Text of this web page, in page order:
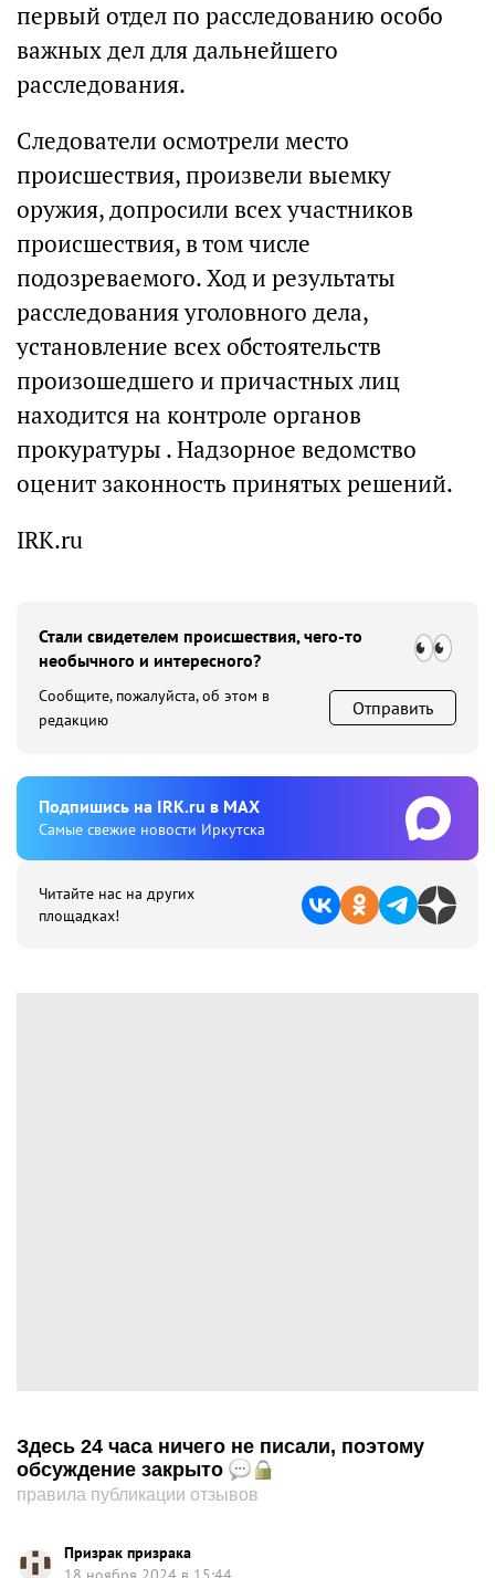
первый отдел по расследованию особо
важных дел для дальнейшего
расследования.
Следователи осмотрели место
происшествия, произвели выемку
оружия, допросили всех участников
происшествия, в том числе
подозреваемого. Ход и результаты
расследования уголовного дела,
установление всех обстоятельств
произошедшего и причастных лиц
находится на контроле органов
прокуратуры . Надзорное ведомство
оценит законность принятых решений.
IRK.ru
Стали свидетелем происшествия, чего-то
необычного и интересного?
Сообщите, пожалуйста, об этом в
редакцию
Отправить
Подпишиcь на IRK.ru в MAX
Cамые свежие новости Иркутска
Читайте нас на других
площадках!
Здесь 24 часа ничего не писали, поэтому
обсуждение закрыто
правила публикации отзывов
Призрак призрака